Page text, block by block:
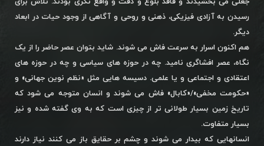
رسیدن به آزادی فیزیکی، ذهنی و روحی و آگاهی از وجود حیات در ابعاد
دیگر.
هم اکنون اسرار به سرعت فاش می شوند. شاید بتوان عصر حاضر را از یک
نگاه، عصر افشاگری نامید. چه در حوزه های سیاسی و چه در حوزه های
اعتقادی و اجتماعی و یا علمی. دسیسه هایی مثل «نظم نوین جهانی» و
«حکومت مخفی»/«کابال» فاش می شوند و انسان متوجه می شود که
تاریخ زمین بسیار طولانی تر از چیزی است که به وی گفته شده و نیز
بسیار متفاوت.
انسانهایی که بیدار می شوند و چشم بر حقایق باز می کنند نیاز دارند